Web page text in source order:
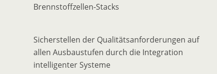
Brennstoffzellen-Stacks
Sicherstellen der Qualitätsanforderungen auf
allen Ausbaustufen durch die Integration
intelligenter Systeme